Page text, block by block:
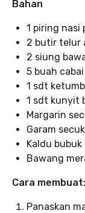
Bahan
1 piring nasi
2 butir telur
2 siung
5 buah
1 sdt
1 sdt kunyit
Margarin
Garam
Kaldu
Bawang
Cara membuat:
Panaskan